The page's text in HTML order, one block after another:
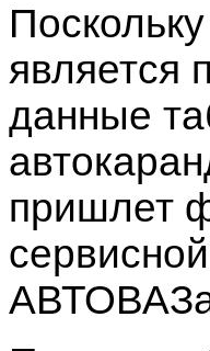
является
данные
пришлет